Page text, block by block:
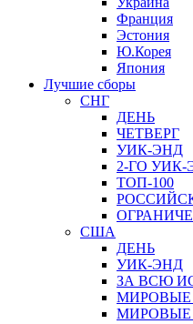
Франция
Эстония
Ю.Корея
Япония
Лучшие сборы
СНГ
ДЕНЬ
ЧЕТВЕРГ
УИК-ЭНД
2-ГО УИК-
ТОП-100
США
ДЕНЬ
УИК-ЭНД
ЗА ВСЮ
МИРОВЫЕ
МИРОВЫЕ